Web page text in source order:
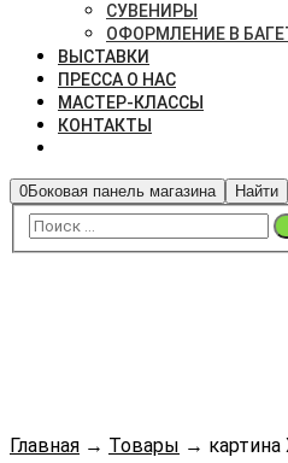
СУВЕНИРЫ
ОФОРМЛЕНИЕ В
ВЫСТАВКИ
ПРЕССА О НАС
МАСТЕР-КЛАССЫ
КОНТАКТЫ
0Боковая панель магазина Найти
Главная → Товары →